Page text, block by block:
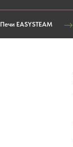
Печи EASYSTEAM